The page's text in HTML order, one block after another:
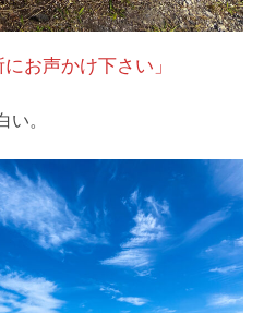
お声かけ下さい」
い。